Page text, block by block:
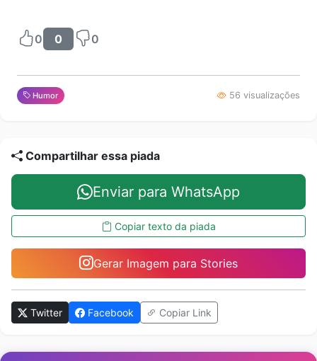
0 0 0
Humor 56 visualizações
Compartilhar essa piada
Enviar para WhatsApp
Copiar texto da piada
Gerar Imagem para Stories
Twitter Facebook Copiar Link